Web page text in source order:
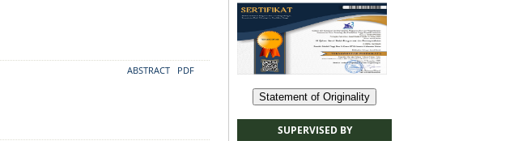
Statement of Originality
SUPERVISED BY
ABSTRACT PDF